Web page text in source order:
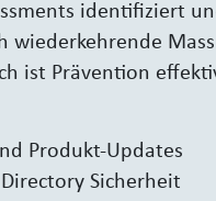
identifiziert
wiederkehrende
ist Prävention
Produkt-Updates
Sicherheit